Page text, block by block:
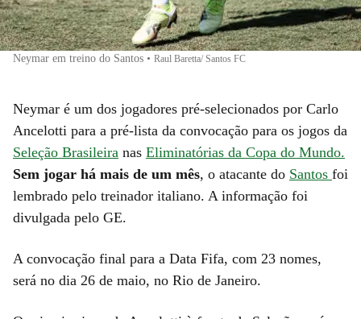
Neymar em treino do Santos • Raul Baretta/ Santos FC
Neymar é um dos jogadores pré-selecionados por Carlo
Ancelotti para a pré-lista da convocação para os jogos da
Seleção Brasileira nas Eliminatórias da Copa do Mundo.
Sem jogar há mais de um mês, o atacante do Santos foi
lembrado pelo treinador italiano. A informação foi
divulgada pelo GE.
A convocação final para a Data Fifa, com 23 nomes,
será no dia 26 de maio, no Rio de Janeiro.